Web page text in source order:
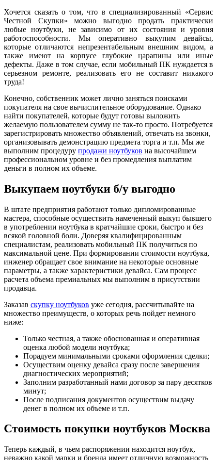
Хочется сказать о том, что в специализированный «Сервис
Честной Скупки» можно выгодно продать практически
любые ноутбуки, не зависимо от их состояния и уровня
работоспособности. Мы оперативно выкупим девайсы,
которые отличаются непрезентабельным внешним видом, а
также имеют на корпусе глубокие царапины или иные
дефекты. Даже в том случае, если мобильный ПК нуждается в
серьезном ремонте, реализовать его не составит никакого
труда!
Конечно, собственник может лично заняться поисками
покупателя на свое вычислительное оборудование. Однако
найти покупателей, которые будут готовы выложить
желаемую пользователем сумму не так-то просто. Потребуется
зарегистрировать множество объявлений, отвечать на звонки,
организовывать демонстрацию предмета торга и т.п. Мы же
выполним процедуру продажи ноутбуков на высочайшем
профессиональном уровне и без промедления выплатим
деньги в полном их объеме.
Выкупаем ноутбуки б/у выгодно
В штате предприятия работают только дипломированные
мастера, способные осуществить намеченный выкуп бывшего
в употреблении ноутбука в кратчайшие сроки, быстро и без
всякой головной боли. Доверяя квалифицированным
специалистам, реализовать мобильный ПК получиться по
максимальной цене. При формировании стоимости ноутбука,
инженер обращает свое внимание на некоторые основные
параметры, а также характеристики девайса. Сам процесс
расчета объема премиальных мы выполним в присутствии
продавца.
Заказав скупку ноутбуков уже сегодня, рассчитывайте на
множество преимуществ, о которых речь пойдет немного
ниже:
Только честная, а также обоснованная и оперативная
оценка любой модели ноутбука;
Порадуем минимальными сроками оформления сделки;
Осуществим оценку девайса сразу после завершения
диагностических мероприятий;
Заполним разработанный нами договор за пару десятков
минут;
После подписания документов осуществим выдачу
денег в полном их объеме и т.п.
Стоимость покупки ноутбуков Москва
Теперь каждый, в чьем распоряжении находится ноутбук,
неважно какой марки и бренда имеет отличную возможность